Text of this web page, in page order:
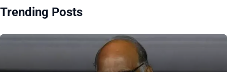
Trending Posts